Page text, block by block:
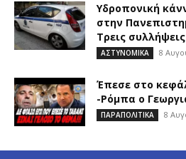
Υδροπονική
στην
Τρεις
ΑΣΤΥΝΟΜΙΚΑ 8
Έπεσε στο
-Ρόμπα ο
ΠΑΡΑΠΟΛΙΤΙΚΑ 8